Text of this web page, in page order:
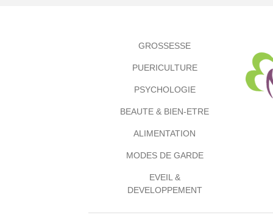
GROSSESSE
PUERICULTURE
PSYCHOLOGIE
BEAUTE & BIEN-ETRE
ALIMENTATION
MODES DE GARDE
EVEIL &
DEVELOPPEMENT